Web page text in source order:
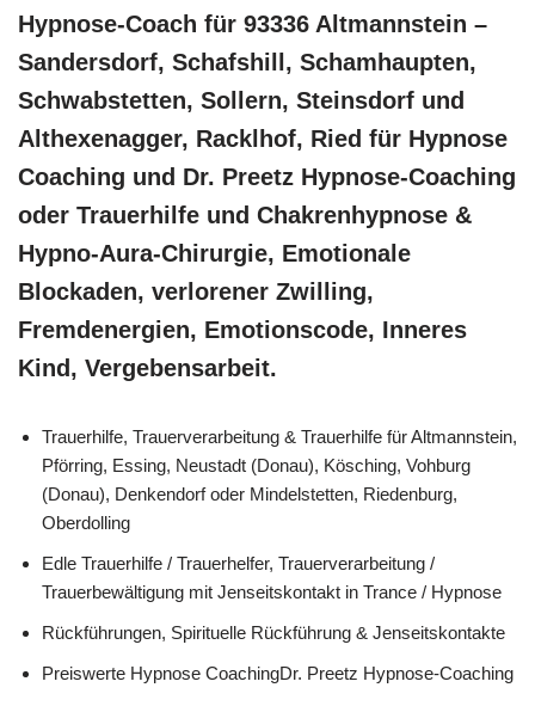
Hypnose-Coach für 93336 Altmannstein –
Sandersdorf, Schafshill, Schamhaupten,
Schwabstetten, Sollern, Steinsdorf und
Althexenagger, Racklhof, Ried für Hypnose
Coaching und Dr. Preetz Hypnose-Coaching
oder Trauerhilfe und Chakrenhypnose &
Hypno-Aura-Chirurgie, Emotionale
Blockaden, verlorener Zwilling,
Fremdenergien, Emotionscode, Inneres
Kind, Vergebensarbeit.
Trauerhilfe, Trauerverarbeitung & Trauerhilfe für Altmannstein,
Pförring, Essing, Neustadt (Donau), Kösching, Vohburg
(Donau), Denkendorf oder Mindelstetten, Riedenburg,
Oberdolling
Edle Trauerhilfe / Trauerhelfer, Trauerverarbeitung /
Trauerbewältigung mit Jenseitskontakt in Trance / Hypnose
Rückführungen, Spirituelle Rückführung & Jenseitskontakte
Preiswerte Hypnose CoachingDr. Preetz Hypnose-Coaching